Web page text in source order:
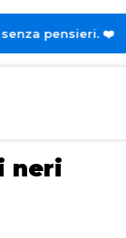
❤️
neri